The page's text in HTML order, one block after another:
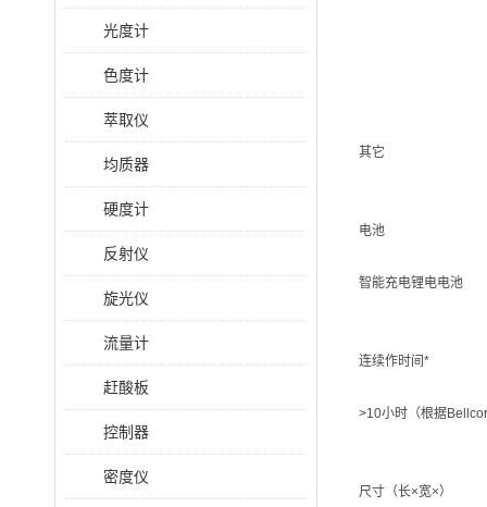
光度计
色度计
萃取仪
均质器
硬度计
反射仪
旋光仪
流量计
赶酸板
控制器
密度仪
其它
电池
智能充电锂电电池
连续作时间*
>10小时（根据
尺寸（长×宽×）